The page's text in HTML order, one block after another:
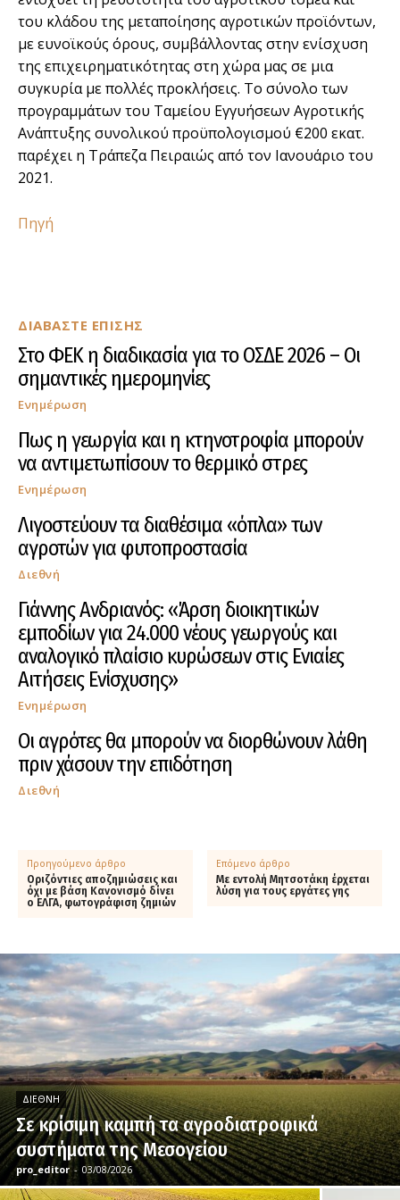
ΔΙΑΒΑΣΤΕ ΕΠΙΣΗΣ
Στο ΦΕΚ η διαδικασία για το ΟΣΔΕ 2026 – Οι
σημαντικές ημερομηνίες
Ενημέρωση
Πως η γεωργία και η κτηνοτροφία μπορούν
να αντιμετωπίσουν το θερμικό στρες
Ενημέρωση
Λιγοστεύουν τα διαθέσιμα «όπλα» των
αγροτών για φυτοπροστασία
Διεθνή
Γιάννης Ανδριανός: «Άρση διοικητικών
εμποδίων για 24.000 νέους γεωργούς και
αναλογικό πλαίσιο κυρώσεων στις Ενιαίες
Αιτήσεις Ενίσχυσης»
Ενημέρωση
Οι αγρότες θα μπορούν να διορθώνουν λάθη
πριν χάσουν την επιδότηση
Διεθνή
του κλάδου της μεταποίησης αγροτικών προϊόντων,
με ευνοϊκούς όρους, συμβάλλοντας στην ενίσχυση
της επιχειρηματικότητας στη χώρα μας σε μια
συγκυρία με πολλές προκλήσεις. Το σύνολο των
προγραμμάτων του Ταμείου Εγγυήσεων Αγροτικής
Ανάπτυξης συνολικού προϋπολογισμού €200 εκατ.
παρέχει η Τράπεζα Πειραιώς από τον Ιανουάριο του
2021.
Πηγή
Προηγούμενο άρθρο
Οριζόντιες αποζημιώσεις και
όχι με βάση Κανονισμό δίνει
ο ΕΛΓΑ, φωτογράφιση ζημιών
Επόμενο άρθρο
Με εντολή Μητσοτάκη έρχεται
λύση για τους εργάτες γης
ΔΙΕΘΝΉ
Σε κρίσιμη καμπή τα αγροδιατροφικά
συστήματα της Μεσογείου
pro_editor - 03/08/2026